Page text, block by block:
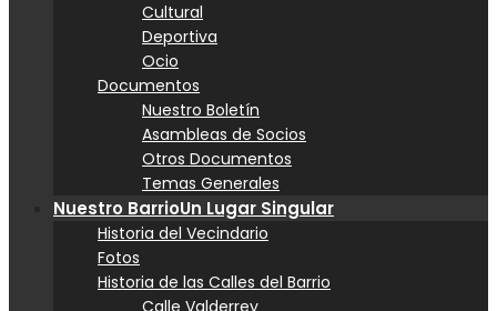
Cultural
Deportiva
Ocio
Documentos
Nuestro Boletín
Asambleas de Socios
Otros Documentos
Temas Generales
Nuestro BarrioUn Lugar Singular
Historia del Vecindario
Fotos
Historia de las Calles del Barrio
Calle Valderrey